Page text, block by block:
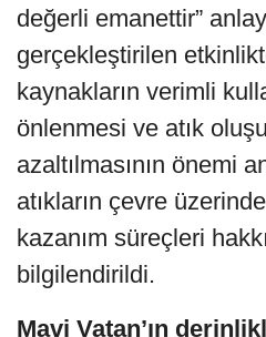
değerli emanettir”
gerçekleştirilen
kaynakların verimli
önlenmesi ve atık
azaltılmasının önemi
atıkların çevre
kazanım süreçleri
bilgilendirildi.
Mavi Vatan’ın